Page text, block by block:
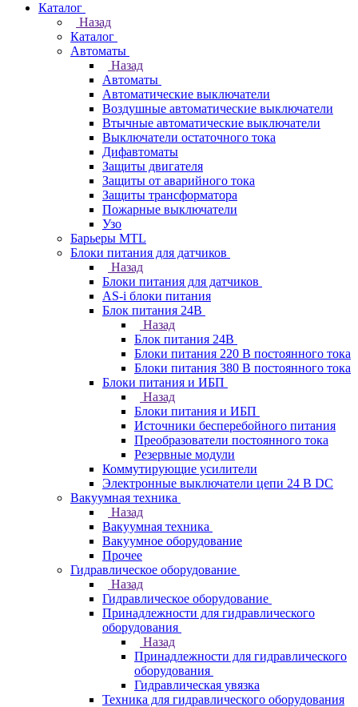
Каталог
Назад
Каталог
Автоматы
Назад
Автоматы
Автоматические выключатели
Воздушные автоматические выключатели
Втычные автоматические выключатели
Выключатели остаточного тока
Дифавтоматы
Защиты двигателя
Защиты от аварийного тока
Защиты трансформатора
Пожарные выключатели
Узо
Барьеры MTL
Блоки питания для датчиков
Назад
Блоки питания для датчиков
AS-i блоки питания
Блок питания 24В
Назад
Блок питания 24В
Блоки питания 220 В постоянного тока
Блоки питания 380 В постоянного тока
Блоки питания и ИБП
Назад
Блоки питания и ИБП
Источники бесперебойного питания
Преобразователи постоянного тока
Резервные модули
Коммутирующие усилители
Электронные выключатели цепи 24 В DC
Вакуумная техника
Назад
Вакуумная техника
Вакуумное оборудование
Прочее
Гидравлическое оборудование
Назад
Гидравлическое оборудование
Принадлежности для гидравлического
оборудования
Назад
Принадлежности для гидравлического
оборудования
Гидравлическая увязка
Техника для гидравлического оборудования